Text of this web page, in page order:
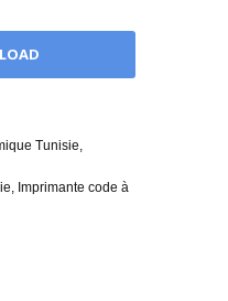
Tunisie,
Imprimante code à